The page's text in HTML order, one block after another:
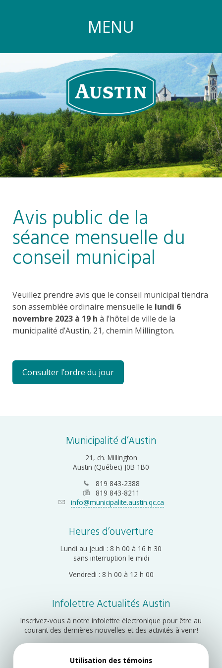
MENU
Avis public de la
séance mensuelle du
conseil municipal
Veuillez prendre avis que le conseil municipal tiendra
son assemblée ordinaire mensuelle le lundi 6
novembre 2023 à 19 h à l’hôtel de ville de la
municipalité d’Austin, 21, chemin Millington.
Consulter l’ordre du jour
Municipalité d’Austin
21, ch. Millington
Austin (Québec) J0B 1B0
819 843-2388
819 843-8211
info@municipalite.austin.qc.ca
Heures d’ouverture
Lundi au jeudi : 8 h 00 à 16 h 30
sans interruption le midi
Vendredi : 8 h 00 à 12 h 00
Infolettre Actualités Austin
Inscrivez-vous à notre infolettre électronique pour être au
courant des dernières nouvelles et des activités à venir!
Inscription
Utilisation des témoins